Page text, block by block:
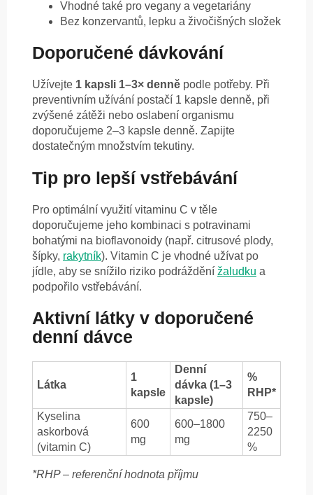
Vhodné také pro vegany a vegetariány
Bez konzervantů, lepku a živočišných složek
Doporučené dávkování
Užívejte 1 kapsli 1–3× denně podle potřeby. Při
preventivním užívání postačí 1 kapsle denně, při
zvýšené zátěži nebo oslabení organismu
doporučujeme 2–3 kapsle denně. Zapijte
dostatečným množstvím tekutiny.
Tip pro lepší vstřebávání
Pro optimální využití vitaminu C v těle
doporučujeme jeho kombinaci s potravinami
bohatými na bioflavonoidy (např. citrusové plody,
šípky, rakytník). Vitamin C je vhodné užívat po
jídle, aby se snížilo riziko podráždění žaludku a
podpořilo vstřebávání.
Aktivní látky v doporučené
denní dávce
Látka
1
kapsle
Denní
dávka (1–3
kapsle)
%
RHP*
Kyselina
askorbová
(vitamin C)
600
mg
600–1800
mg
750–
2250
%
*RHP – referenční hodnota příjmu